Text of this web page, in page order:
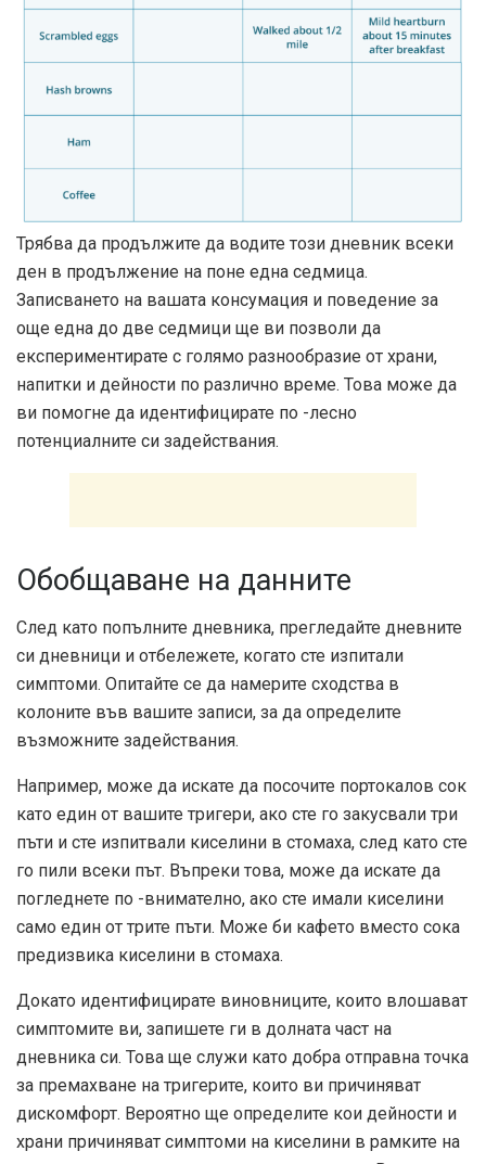
Трябва да продължите да водите този дневник всеки
ден в продължение на поне една седмица.
Записването на вашата консумация и поведение за
още една до две седмици ще ви позволи да
експериментирате с голямо разнообразие от храни,
напитки и дейности по различно време. Това може да
ви помогне да идентифицирате по -лесно
потенциалните си задействания.
Обобщаване на данните
След като попълните дневника, прегледайте дневните
си дневници и отбележете, когато сте изпитали
симптоми. Опитайте се да намерите сходства в
колоните във вашите записи, за да определите
възможните задействания.
Например, може да искате да посочите портокалов сок
като един от вашите тригери, ако сте го закусвали три
пъти и сте изпитвали киселини в стомаха, след като сте
го пили всеки път. Въпреки това, може да искате да
погледнете по -внимателно, ако сте имали киселини
само един от трите пъти. Може би кафето вместо сока
предизвика киселини в стомаха.
Докато идентифицирате виновниците, които влошават
симптомите ви, запишете ги в долната част на
дневника си. Това ще служи като добра отправна точка
за премахване на тригерите, които ви причиняват
дискомфорт. Вероятно ще определите кои дейности и
храни причиняват симптоми на киселини в рамките на